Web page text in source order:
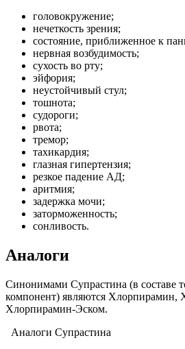
головокружение;
нечеткость зрения;
состояние, приближенное к
нервная возбудимость;
сухость во рту;
эйфория;
неустойчивый стул;
тошнота;
судороги;
рвота;
тремор;
тахикардия;
глазная гипертензия;
резкое падение АД;
аритмия;
задержка мочи;
заторможенность;
сонливость.
Аналоги
Синонимами Супрастина (в составе
компонент) являются Хлорпирамин,
Хлорпирамин-Эском.
Аналоги Супрастина